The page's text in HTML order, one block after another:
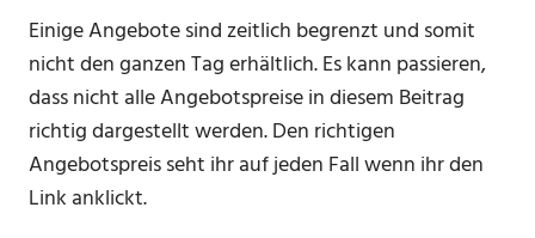
Einige Angebote sind zeitlich begrenzt und somit
nicht den ganzen Tag erhältlich. Es kann passieren,
dass nicht alle Angebotspreise in diesem Beitrag
richtig dargestellt werden. Den richtigen
Angebotspreis seht ihr auf jeden Fall wenn ihr den
Link anklickt.